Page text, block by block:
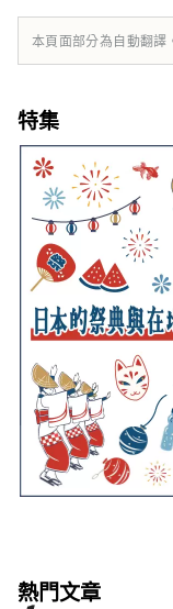
本頁面部分為自動翻譯
特集
熱門文章